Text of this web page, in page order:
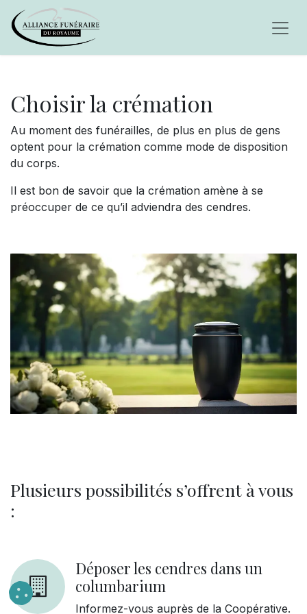
Choisir la crémation
Au moment des funérailles, de plus en plus de gens
optent pour la crémation comme mode de disposition
du corps.
Il est bon de savoir que la crémation amène à se
préoccuper de ce qu’il adviendra des cendres.
Plusieurs possibilités s’offrent à vous
:
Déposer les cendres dans un
columbarium
Informez-vous auprès de la Coopérative.